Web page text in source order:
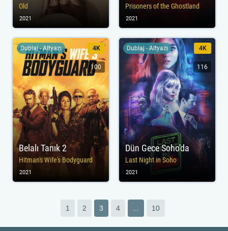
Old
2021
Prisoners of the Ghostland
2021
Belalı Tanık 2
Hitman's Wife's Bodyguard
Dublaj - Altyazı 4K
100
2021
Dün Gece Soho'da
Last Night in Soho
Dublaj - Altyazı 4K
116
2021
1 2 3 4 10